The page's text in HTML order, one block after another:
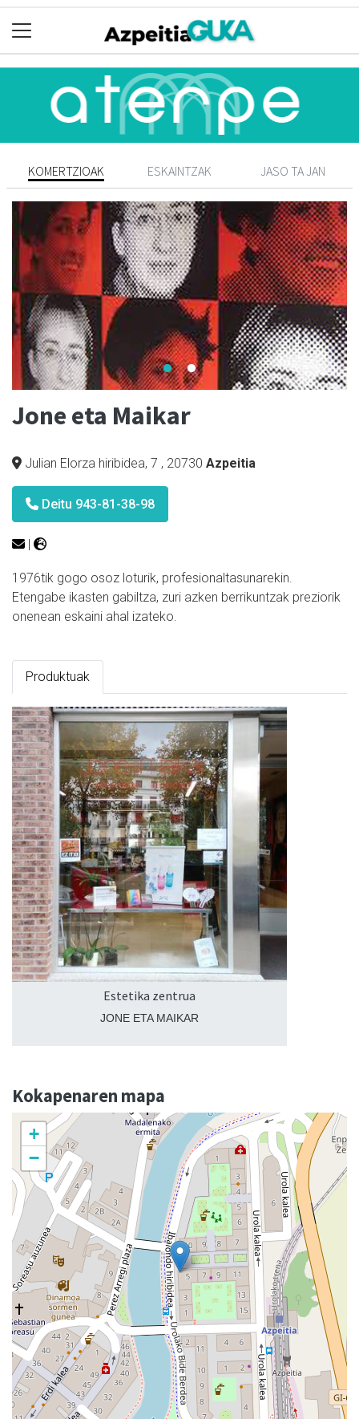
KOMERTZIOAK ESKAINTZAK JASO TA JAN
Jone eta Maikar
Julian Elorza hiribidea, 7 , 20730 Azpeitia
Deitu 943-81-38-98
1976tik gogo osoz loturik, profesionaltasunarekin.
Etengabe ikasten gabiltza, zuri azken berrikuntzak preziorik
onenean eskaini ahal izateko.
Produktuak
Estetika zentrua
JONE ETA MAIKAR
Kokapenaren mapa
+
−